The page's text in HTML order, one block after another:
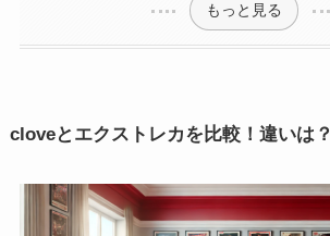
もっと見る
cloveとエクストレカを比較！違いは？